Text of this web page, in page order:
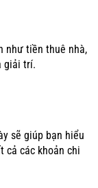
như tiền thuê nhà,
giải trí.
sẽ giúp bạn hiểu
cả các khoản chi